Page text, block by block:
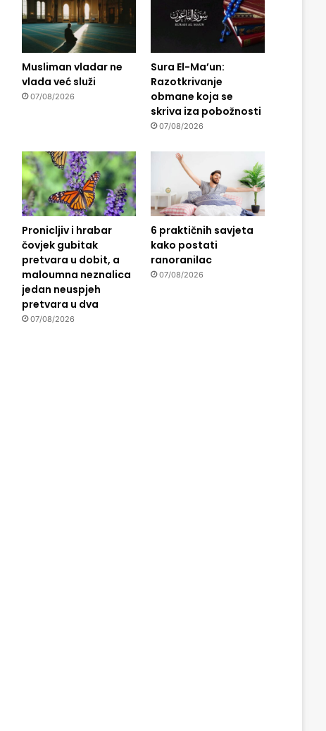
Musliman vladar ne
vlada već služi
07/08/2026
Sura El-Ma’un:
Razotkrivanje
obmane koja se
skriva iza pobožnosti
07/08/2026
Pronicljiv i hrabar
čovjek gubitak
pretvara u dobit, a
maloumna neznalica
jedan neuspjeh
pretvara u dva
07/08/2026
6 praktičnih savjeta
kako postati
ranoranilac
07/08/2026